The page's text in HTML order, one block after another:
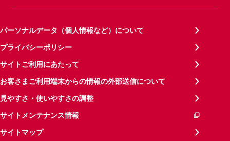
パーソナルデータ（個人情報など）について
プライバシーポリシー
サイトご利用にあたって
お客さまご利用端末からの情報の外部送信について
見やすさ・使いやすさの調整
サイトメンテナンス情報
サイトマップ